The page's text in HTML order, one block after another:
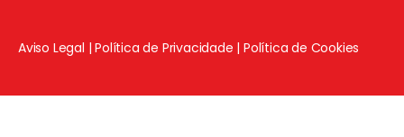
Aviso Legal |Política de Privacidade |Política de Cookies